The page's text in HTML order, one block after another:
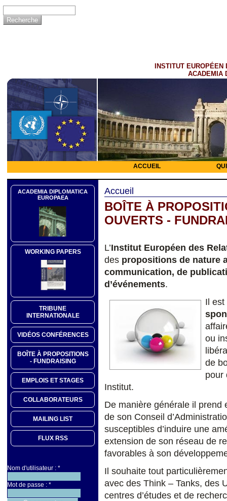
INSTITUT EUROPÉEN
ACADEMIA
ACCUEIL
ACADEMIA DIPLOMATICA
EUROPAEA
WORKING PAPERS
TRIBUNE
INTERNATIONALE
VIDÉOS CONFÉRENCES
BOÎTE À PROPOSITIONS
- FUNDRAISING
EMPLOIS ET STAGES
COLLABORATEURS
MAILING LIST
FLUX RSS
Nom d'utilisateur : *
Mot de passe : *
Accueil
BOÎTE À
OUVERTS -
L’Institut Européen des
des propositions de nature
communication, de
d’événements.
Il
ou
de
pour
Institut.
De manière générale il prend
de son Conseil
susceptibles d’induire une
extension de son réseau de
favorables à son
Il souhaite tout
avec des Think – Tanks, des
centres d’études et de